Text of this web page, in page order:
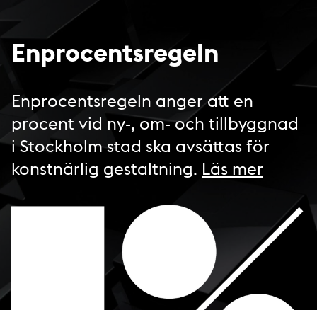
Enprocentsregeln
Enprocentsregeln anger att en
procent vid ny-, om- och tillbyggnad
i Stockholm stad ska avsättas för
konstnärlig gestaltning. Läs mer